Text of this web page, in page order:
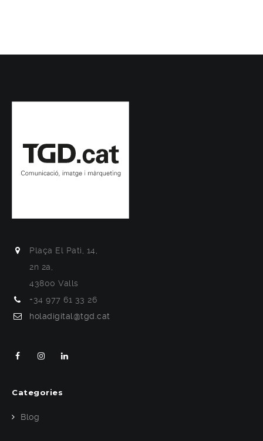
Plaça El Pati, 14,
2n 2a,
43800 Valls
+34 977 61 33 26
holadigital@tgd.cat
Categories
Blog